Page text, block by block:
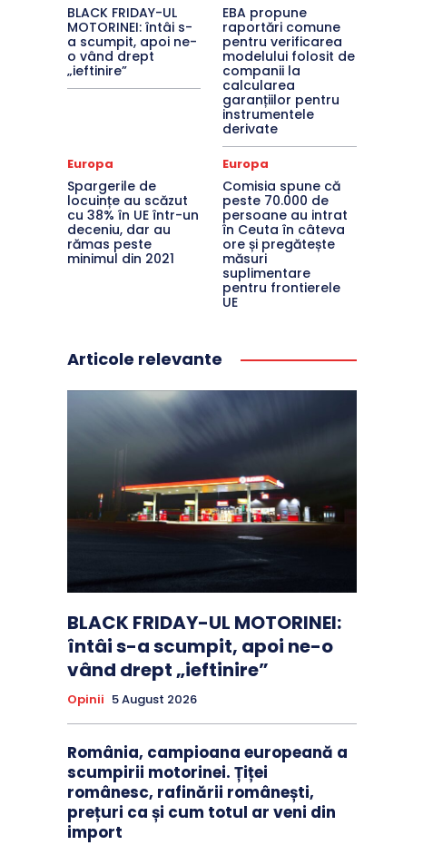
BLACK FRIDAY-UL
MOTORINEI: întâi s-
a scumpit, apoi ne-
o vând drept
„ieftinire”
EBA propune
raportări comune
pentru verificarea
modelului folosit de
companii la
calcularea
garanțiilor pentru
instrumentele
derivate
Europa
Spargerile de
locuințe au scăzut
cu 38% în UE într-un
deceniu, dar au
rămas peste
minimul din 2021
Europa
Comisia spune că
peste 70.000 de
persoane au intrat
în Ceuta în câteva
ore și pregătește
măsuri
suplimentare
pentru frontierele
UE
Articole relevante
BLACK FRIDAY-UL MOTORINEI:
întâi s-a scumpit, apoi ne-o
vând drept „ieftinire”
Opinii 5 August 2026
România, campioana europeană a
scumpirii motorinei. Țiței
românesc, rafinării românești,
prețuri ca și cum totul ar veni din
import